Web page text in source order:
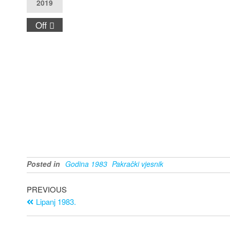
2019
Off
Posted in Godina 1983 Pakrački vjesnik
PREVIOUS
Lipanj 1983.